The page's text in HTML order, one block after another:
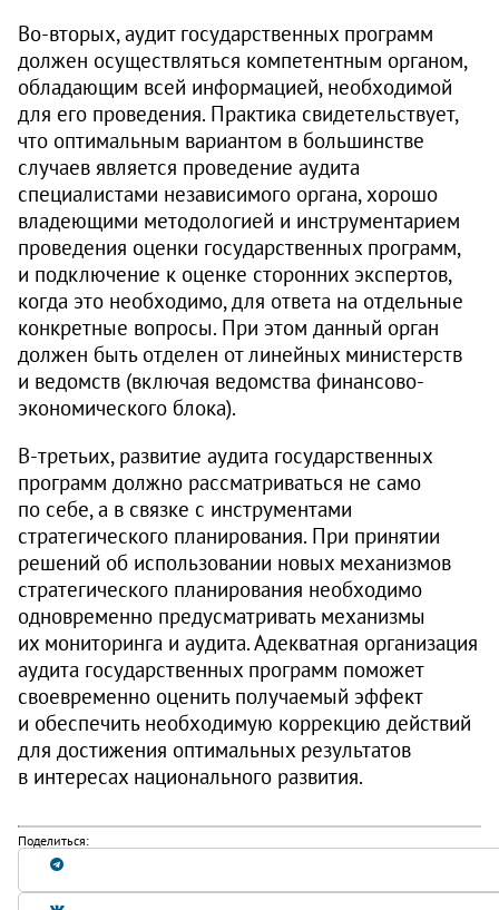
Во-вторых, аудит государственных программ
должен осуществляться компетентным органом,
обладающим всей информацией, необходимой
для его проведения. Практика свидетельствует,
что оптимальным вариантом в большинстве
случаев является проведение аудита
специалистами независимого органа, хорошо
владеющими методологией и инструментарием
проведения оценки государственных программ,
и подключение к оценке сторонних экспертов,
когда это необходимо, для ответа на отдельные
конкретные вопросы. При этом данный орган
должен быть отделен от линейных министерств
и ведомств (включая ведомства финансово-
экономического блока).
В-третьих, развитие аудита государственных
программ должно рассматриваться не само
по себе, а в связке с инструментами
стратегического планирования. При принятии
решений об использовании новых механизмов
стратегического планирования необходимо
одновременно предусматривать механизмы
их мониторинга и аудита. Адекватная организация
аудита государственных программ поможет
своевременно оценить получаемый эффект
и обеспечить необходимую коррекцию действий
для достижения оптимальных результатов
в интересах национального развития.
Поделиться: